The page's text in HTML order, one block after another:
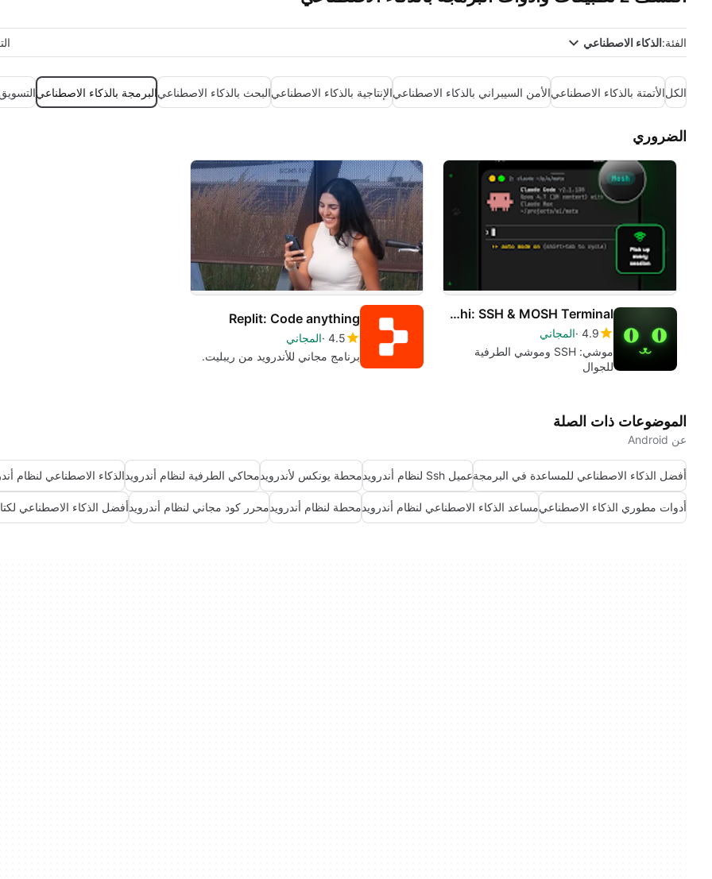
الفئة:الذكاء الاصطناعي
الكلالأتمتة بالذكاء الاصطناعيالأمن السيبراني بالذكاء الاصطناعيالإنتاجية بالذكاء الاصطناعيالبحث بالذكاء الاصطناعيالبرمجة بالذكاء الاصطناعي
الضروري
Moshi: SSH & MOSH Terminal
4.9 المجاني
موشي: SSH وموشي الطرفية
للجوال
Replit: Code anything
4.5 المجاني
برنامج مجاني للأندرويد من ريبليت.
الموضوعات ذات الصلة
عن Android
أفضل الذكاء الاصطناعي للمساعدة في البرمجةعميل Ssh لنظام أندرويد محطة يونكس لأندرويدمحاكي الطرفية لنظام أندرويدالذكاء الاصطناعي لنظام
أدوات مطوري الذكاء الاصطناعيمساعد الذكاء الاصطناعي لنظام أندرويدمحطة لنظام أندرويدمحرر كود مجاني لنظام أندرويدأفضل الذكاء الاصطناعي